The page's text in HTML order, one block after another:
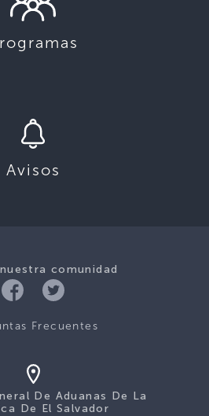
Avisos
comunidad
Frecuentes
De Aduanas De La
De El Salvador